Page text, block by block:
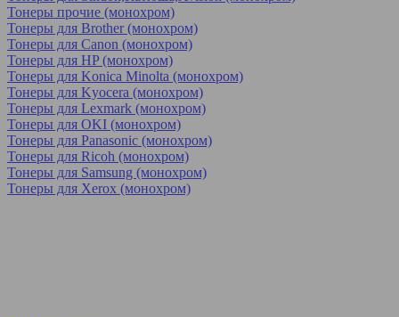
Тонеры прочие (монохром)
Тонеры для Brother (монохром)
Тонеры для Canon (монохром)
Тонеры для HP (монохром)
Тонеры для Konica Minolta (монохром)
Тонеры для Kyocera (монохром)
Тонеры для Lexmark (монохром)
Тонеры для OKI (монохром)
Тонеры для Panasonic (монохром)
Тонеры для Ricoh (монохром)
Тонеры для Samsung (монохром)
Тонеры для Xerox (монохром)